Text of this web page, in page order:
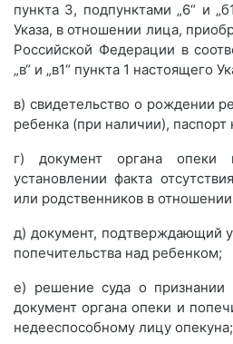
пункта 3, подпунктами „6“ и
Указа, в отношении лица,
Российской Федерации в
„в“ и „в1“ пункта 1 настоящего
в) свидетельство о рождении
ребенка (при наличии),
г) документ органа опеки
установлении факта
или родственников в
д) документ, подтверждающий
попечительства над ребенком;
е) решение суда о признании
документ органа опеки и
недееспособному лицу опекуна;